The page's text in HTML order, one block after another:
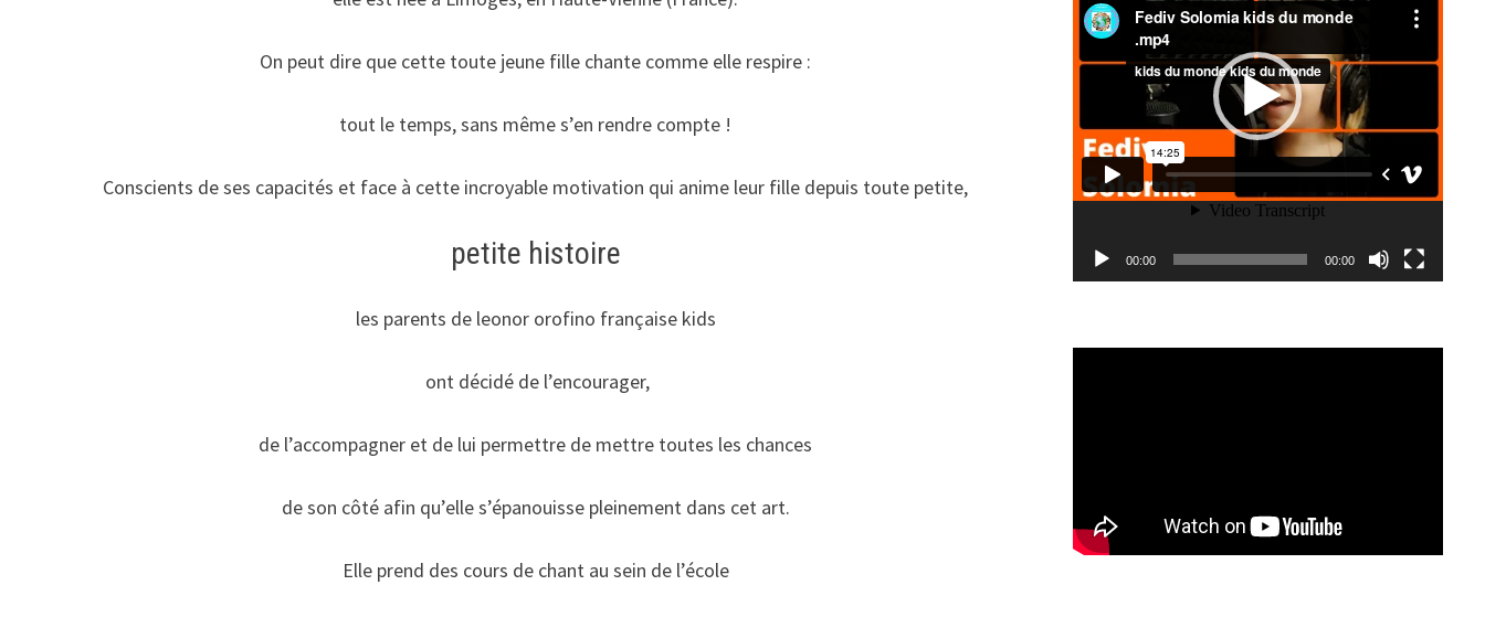
On peut dire que cette toute jeune fille chante comme elle respire :
tout le temps, sans même s’en rendre compte !
Conscients de ses capacités et face à cette incroyable motivation qui anime leur fille depuis toute petite,
petite histoire
les parents de leonor orofino française kids
ont décidé de l’encourager,
de l’accompagner et de lui permettre de mettre toutes les chances
de son côté afin qu’elle s’épanouisse pleinement dans cet art.
Elle prend des cours de chant au sein de l’école
00:00 00:00